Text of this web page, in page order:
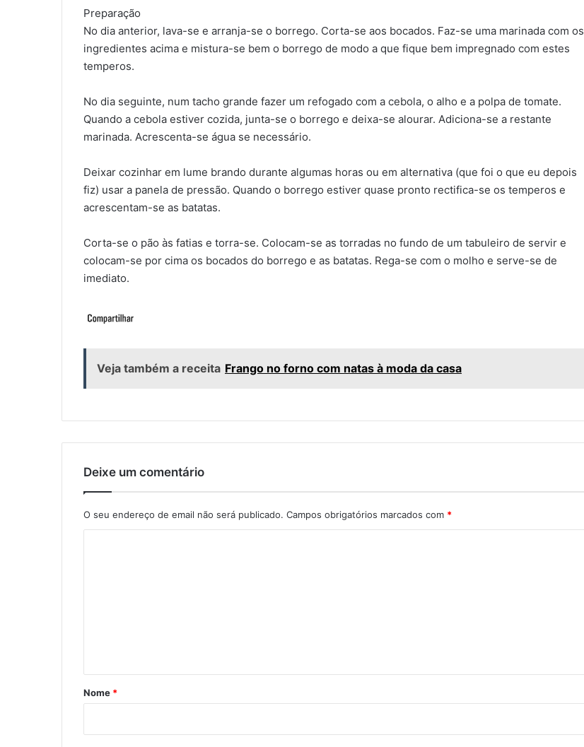
Preparação
No dia anterior, lava-se e arranja-se o borrego. Corta-se aos bocados. Faz-se uma marinada com os
ingredientes acima e mistura-se bem o borrego de modo a que fique bem impregnado com estes
temperos.
No dia seguinte, num tacho grande fazer um refogado com a cebola, o alho e a polpa de tomate.
Quando a cebola estiver cozida, junta-se o borrego e deixa-se alourar. Adiciona-se a restante
marinada. Acrescenta-se água se necessário.
Deixar cozinhar em lume brando durante algumas horas ou em alternativa (que foi o que eu depois
fiz) usar a panela de pressão. Quando o borrego estiver quase pronto rectifica-se os temperos e
acrescentam-se as batatas.
Corta-se o pão às fatias e torra-se. Colocam-se as torradas no fundo de um tabuleiro de servir e
colocam-se por cima os bocados do borrego e as batatas. Rega-se com o molho e serve-se de
imediato.
Veja também a receita Frango no forno com natas à moda da casa
Deixe um comentário
O seu endereço de email não será publicado. Campos obrigatórios marcados com *
r
Nome *